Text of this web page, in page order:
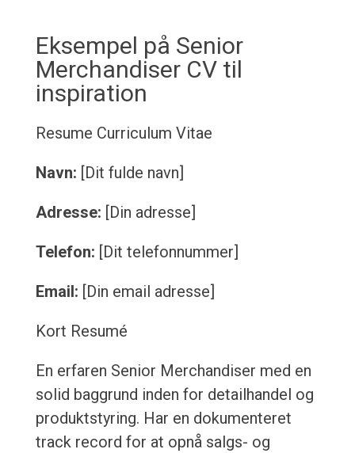
Eksempel på Senior
Merchandiser CV til
inspiration
Resume Curriculum Vitae
Navn: [Dit fulde navn]
Adresse: [Din adresse]
Telefon: [Dit telefonnummer]
Email: [Din email adresse]
Kort Resumé
En erfaren Senior Merchandiser med en
solid baggrund inden for detailhandel og
produktstyring. Har en dokumenteret
track record for at opnå salgs- og